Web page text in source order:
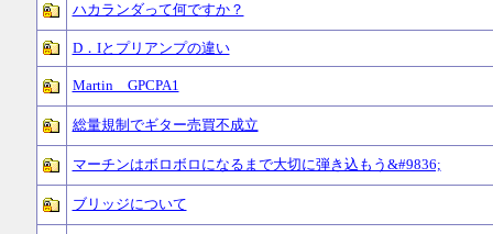
ハカランダって何ですか？
D．Iとプリアンプの違い
Martin GPCPA1
総量規制でギター売買不成立
マーチンはボロボロになるまで大切に弾き込もう&#9836;
ブリッジについて